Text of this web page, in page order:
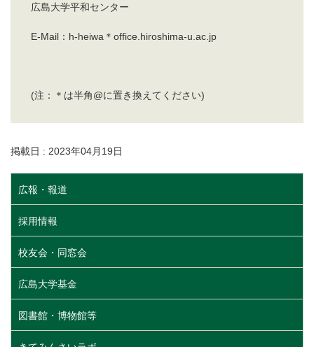
広島大学平和センター
E-Mail：h-heiwa＊office.hiroshima-u.ac.jp
(注：＊は半角@に置き換えてください)
掲載日 : 2023年04月19日
広報・報道
採用情報
校友会・同窓会
広島大学基金
図書館・博物館等